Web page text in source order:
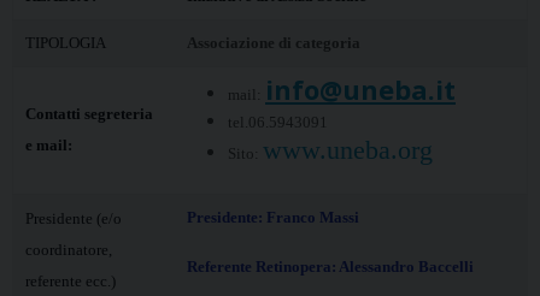
TIPOLOGIA Associazione di categoria
Contatti segreteria
e mail:
mail: info@uneba.it
tel.06.5943091
Sito: www.uneba.org
Presidente (e/o
coordinatore,
referente ecc.)
Presidente: Franco Massi
Referente Retinopera: Alessandro Baccelli